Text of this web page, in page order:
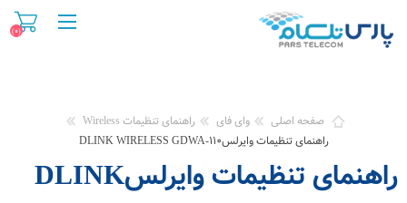
(۰)
صفحه اصلی وای فای
راهنمای تنظیمات Wireless
راهنمای تنظیمات وایرلسDLINK WIRELESS GDWA-۱۱۰
راهنمای تنظیمات وایرلسDLINK